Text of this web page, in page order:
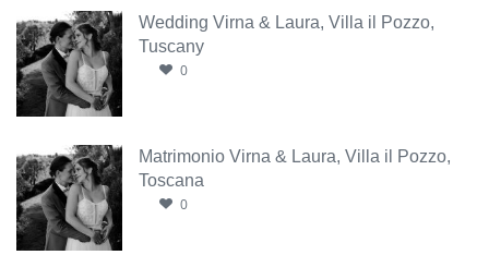
Wedding Virna & Laura, Villa il Pozzo,
Tuscany
0
Matrimonio Virna & Laura, Villa il Pozzo,
Toscana
0